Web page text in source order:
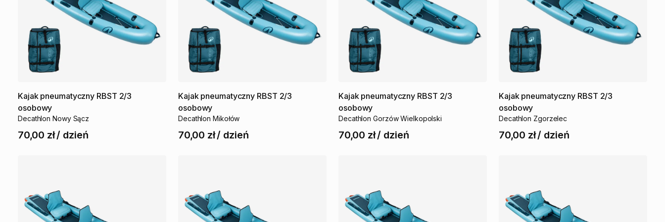
Kajak pneumatyczny RBST 2​/​3
osobowy
Decathlon Nowy Sącz
70,00 zł/ dzień
Kajak pneumatyczny RBST 2​/​3
osobowy
Decathlon Mikołów
70,00 zł/ dzień
Kajak pneumatyczny RBST 2​/​3
osobowy
Decathlon Gorzów Wielkopolski
70,00 zł/ dzień
Kajak pneumatyczny RBST 2​/​3
osobowy
Decathlon Zgorzelec
70,00 zł/ dzień